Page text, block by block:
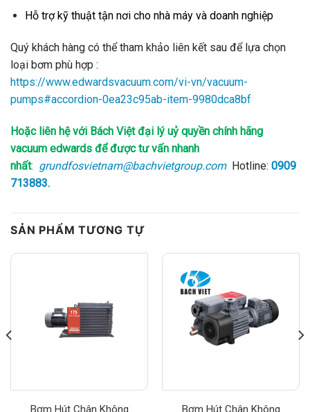
Hỗ trợ kỹ thuật tận nơi cho nhà máy và doanh nghiệp
Quý khách hàng có thể tham khảo liên kết sau để lựa chọn
loại bơm phù hợp :
https://www.edwardsvacuum.com/vi-vn/vacuum-
pumps#accordion-0ea23c95ab-item-9980dca8bf
Hoặc liên hệ với Bách Việt đại lý uỷ quyền chính hãng
vacuum edwards để được tư vấn nhanh
nhất: grundfosvietnam@bachvietgroup.comHotline: 0909
713883.
SẢN PHẨM TƯƠNG TỰ
Bơm Hút Chân Không
Bơm Hút Chân Không